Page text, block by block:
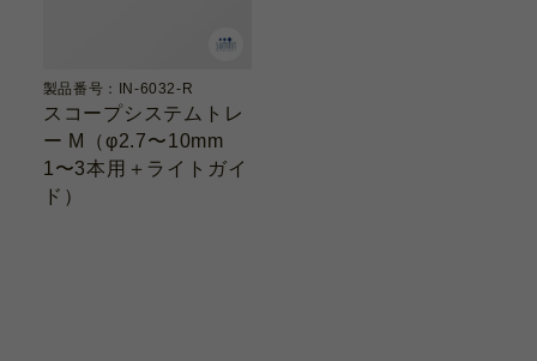
製品番号：IN-6032-R
スコープシステムトレ
ー M（φ2.7〜10mm
1〜3本用＋ライトガイ
ド）